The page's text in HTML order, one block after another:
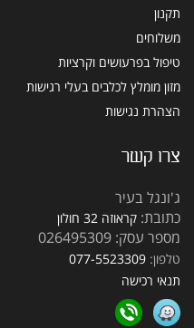
תקנון
משלוחים
טיפול בפרעושים וקרציות
מזון מומלץ לכלבים בעלי רגישות
הצהרת נגישות
צרו קשר
ג'ונגל בעיר
כתובת: קראוזה 32 חולון
מספר עסק: 026495309
טלפון: 077-5523309
תנאי רכישה